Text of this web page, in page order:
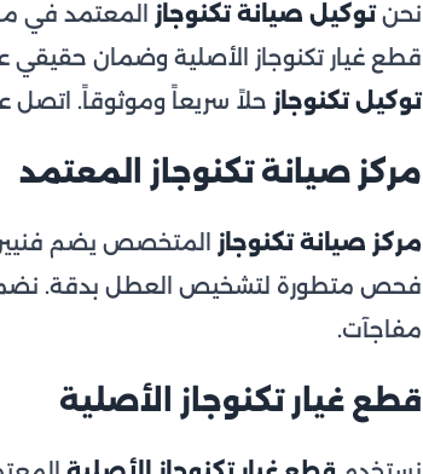
نحنتوكيل صيانة تكنوجاز المعتمد في
قطع غيار تكنوجاز الأصلية وضمان حقيقي
توكيل تكنوجاز حلاً سريعاً وموثوقاً. اتصل على
مركز صيانة تكنوجاز المعتمد
مركز صيانة تكنوجاز المتخصص يضم فنيين
فحص متطورة لتشخيص العطل بدقة. نضمن
مفاجآت.
قطع غيار تكنوجاز الأصلية